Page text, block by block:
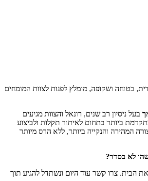
ושקופה, מומלץ לפנות לצוות המומחים
רב שנים, רונאל והצוות מגיעים
בתחום לאיתור תקלות ולביצוע
והנקייה ביותר, ללא הרס מיותר
קשר עוד היום ונשתדל להגיע תוך